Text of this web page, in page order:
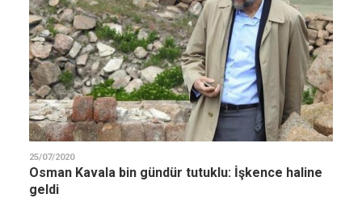
25/07/2020
Osman Kavala bin gündür tutuklu: İşkence haline
geldi